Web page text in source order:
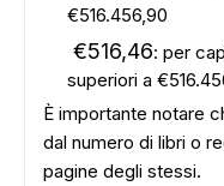
€516.456,90
€516,46: per
superiori a
È importante notare
dal numero di libri o
pagine degli stessi.